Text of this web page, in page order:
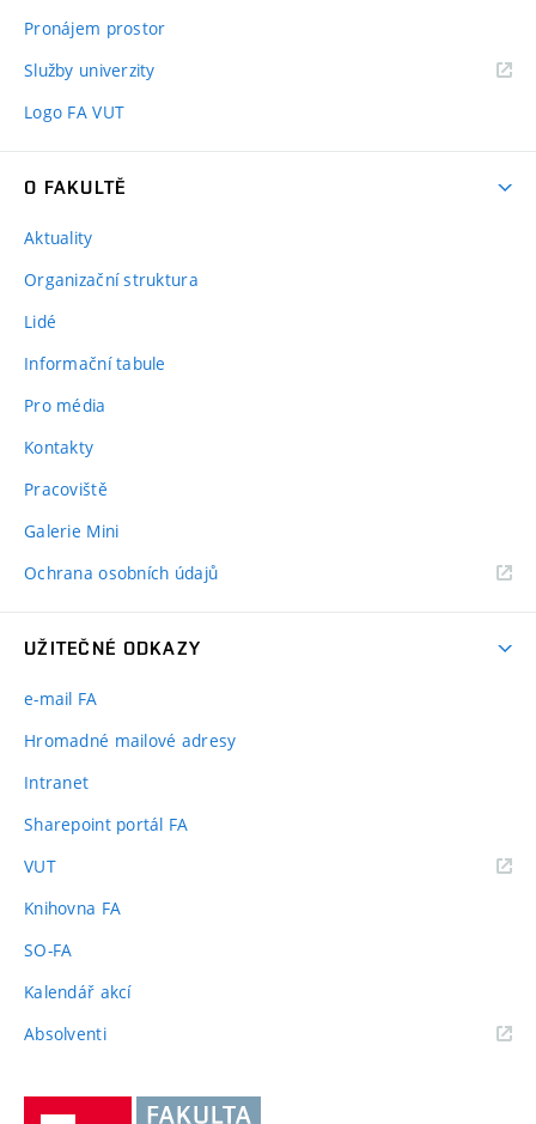
Pronájem prostor
Služby univerzity
Logo FA VUT
O FAKULTĚ
Aktuality
Organizační struktura
Lidé
Informační tabule
Pro média
Kontakty
Pracoviště
Galerie Mini
Ochrana osobních údajů
UŽITEČNÉ ODKAZY
e-mail FA
Hromadné mailové adresy
Intranet
Sharepoint portál FA
VUT(externí
Knihovna FA
SO-FA
Kalendář akcí
Absolventi(externí